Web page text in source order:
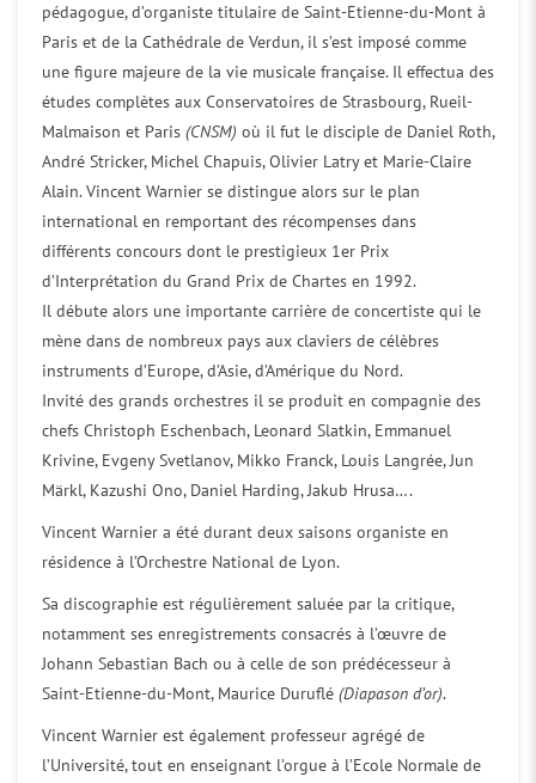
pédagogue, d’organiste titulaire de Saint-Etienne-du-Mont à
Paris et de la Cathédrale de Verdun, il s’est imposé comme
une figure majeure de la vie musicale française. Il effectua des
études complètes aux Conservatoires de Strasbourg, Rueil-
Malmaison et Paris (CNSM) où il fut le disciple de Daniel Roth,
André Stricker, Michel Chapuis, Olivier Latry et Marie-Claire
Alain. Vincent Warnier se distingue alors sur le plan
international en remportant des récompenses dans
différents concours dont le prestigieux 1er Prix
d’Interprétation du Grand Prix de Chartes en 1992.
Il débute alors une importante carrière de concertiste qui le
mène dans de nombreux pays aux claviers de célèbres
instruments d’Europe, d’Asie, d’Amérique du Nord.
Invité des grands orchestres il se produit en compagnie des
chefs Christoph Eschenbach, Leonard Slatkin, Emmanuel
Krivine, Evgeny Svetlanov, Mikko Franck, Louis Langrée, Jun
Märkl, Kazushi Ono, Daniel Harding, Jakub Hrusa….
Vincent Warnier a été durant deux saisons organiste en
résidence à l’Orchestre National de Lyon.
Sa discographie est régulièrement saluée par la critique,
notamment ses enregistrements consacrés à l’œuvre de
Johann Sebastian Bach ou à celle de son prédécesseur à
Saint-Etienne-du-Mont, Maurice Duruflé (Diapason d’or).
Vincent Warnier est également professeur agrégé de
l’Université, tout en enseignant l’orgue à l’Ecole Normale de